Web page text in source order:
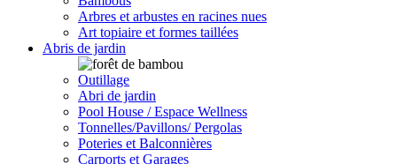
Arbres et arbustes en racines nues
Art topiaire et formes taillées
Abris de jardin
Outillage
Abri de jardin
Pool House / Espace Wellness
Tonnelles/Pavillons/ Pergolas
Poteries et Balconnières
Carports et Garages